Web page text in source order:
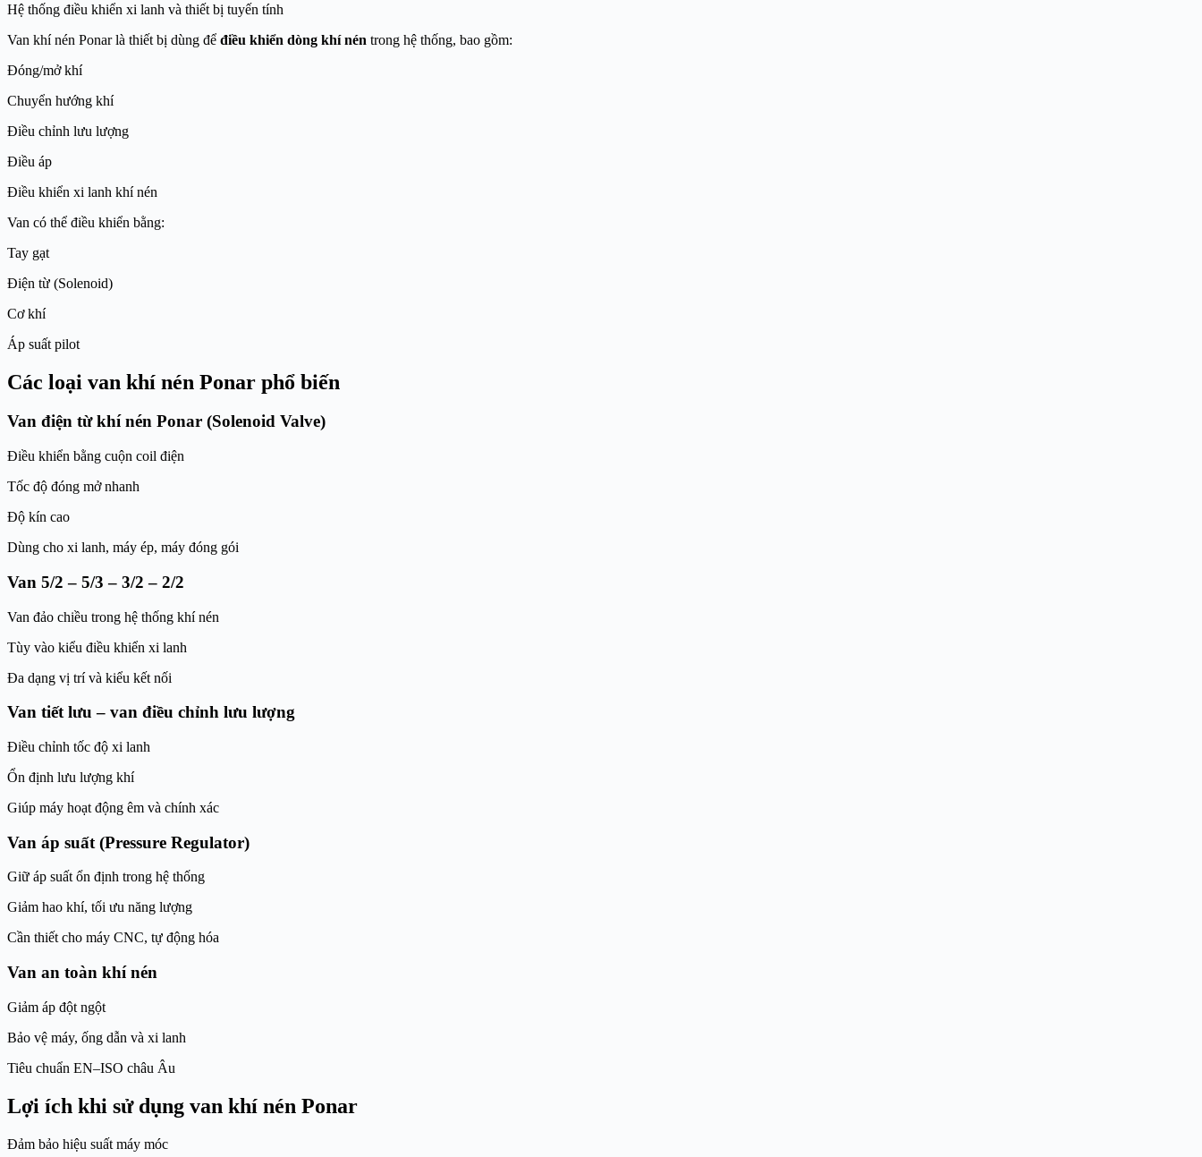
Hệ thống điều khiển xi lanh và thiết bị tuyến tính
Van khí nén Ponar là thiết bị dùng để điều khiển dòng khí nén trong hệ thống, bao gồm:
Đóng/mở khí
Chuyển hướng khí
Điều chỉnh lưu lượng
Điều áp
Điều khiển xi lanh khí nén
Van có thể điều khiển bằng:
Tay gạt
Điện từ (Solenoid)
Cơ khí
Áp suất pilot
Các loại van khí nén Ponar phổ biến
Van điện từ khí nén Ponar (Solenoid Valve)
Điều khiển bằng cuộn coil điện
Tốc độ đóng mở nhanh
Độ kín cao
Dùng cho xi lanh, máy ép, máy đóng gói
Van 5/2 – 5/3 – 3/2 – 2/2
Van đảo chiều trong hệ thống khí nén
Tùy vào kiểu điều khiển xi lanh
Đa dạng vị trí và kiểu kết nối
Van tiết lưu – van điều chỉnh lưu lượng
Điều chỉnh tốc độ xi lanh
Ổn định lưu lượng khí
Giúp máy hoạt động êm và chính xác
Van áp suất (Pressure Regulator)
Giữ áp suất ổn định trong hệ thống
Giảm hao khí, tối ưu năng lượng
Cần thiết cho máy CNC, tự động hóa
Van an toàn khí nén
Giảm áp đột ngột
Bảo vệ máy, ống dẫn và xi lanh
Tiêu chuẩn EN–ISO châu Âu
Lợi ích khi sử dụng van khí nén Ponar
Đảm bảo hiệu suất máy móc